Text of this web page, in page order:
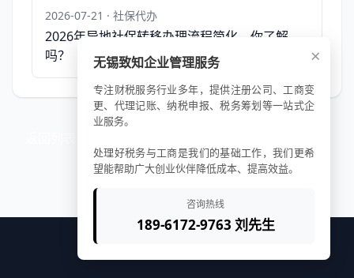
2026-07-21 · 社保代办
2026年异地社保转移办理流程简化，你了解
吗？
×
无锡致知企业管理服务
专注财税服务行业多年，提供注册公司、工商变
更、代理记账、纳税申报、税务筹划等一站式企
业服务。
处理好税务与工商是我们的基础工作，我们更希
望能帮助广大创业伙伴降低成本、提高效益。
咨询热线
189-6172-9763 刘先生